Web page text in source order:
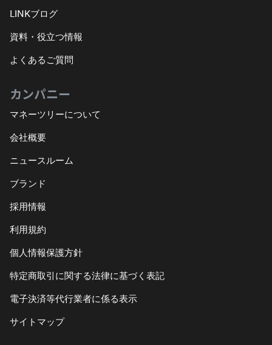
LINKブログ
資料・役立つ情報
よくあるご質問
カンパニー
マネーツリーについて
会社概要
ニュースルーム
ブランド
採用情報
利用規約
個人情報保護方針
特定商取引に関する法律に基づく表記
電子決済等代行業者に係る表示
サイトマップ